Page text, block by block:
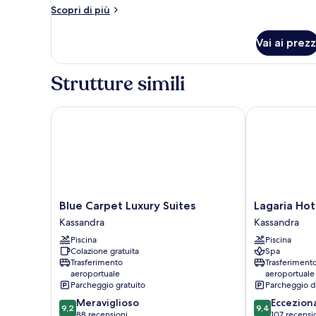
Scopri di più
Altri
Vai ai
Strutture simili
Blue
Carpet
Luxury
Suites
Kassandra
Blue Carpet Luxury Suites
Kassandra
Piscina
Colazione gratuita
Trasferimento
aeroportuale
Parcheggio gratuito
9.2
9,2 Meraviglioso
Blue Carpet Luxury Suites
Lagaria
Hotel
Kassandra
Lagaria
Kassandra
Piscina
Spa
aeroportuale
Parcheggio
9.4
9,4
Lagaria Hotel